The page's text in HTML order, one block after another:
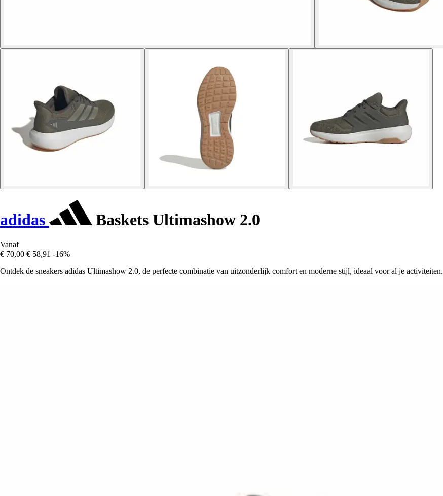
adidas Baskets Ultimashow 2.0
Vanaf
€ 70,00 € 58,91 -16%
Ontdek de sneakers adidas Ultimashow 2.0, de perfecte combinatie van uitzonderlijk comfort en moderne stijl, ideaal voor al je activiteiten.